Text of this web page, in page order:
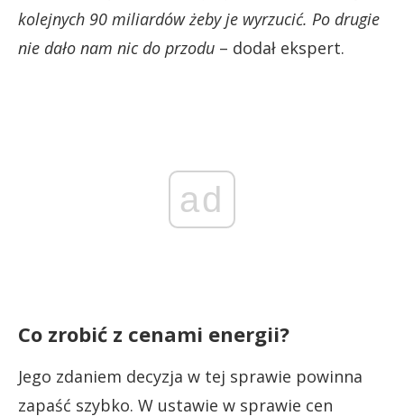
kolejnych 90 miliardów żeby je wyrzucić. Po drugie
nie dało nam nic do przodu – dodał ekspert.
ad
Co zrobić z cenami energii?
Jego zdaniem decyzja w tej sprawie powinna
zapaść szybko. W ustawie w sprawie cen